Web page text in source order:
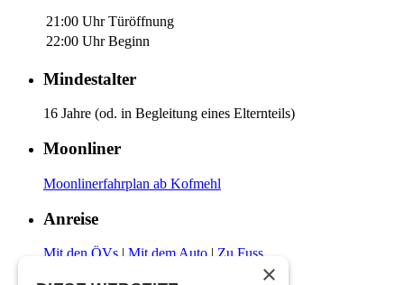
21:00 Uhr Türöffnung
22:00 Uhr Beginn
Mindestalter
16 Jahre (od. in Begleitung eines Elternteils)
Moonliner
Moonlinerfahrplan ab Kofmehl
Anreise
Mit den ÖVs | Mit dem Auto | Zu Fuss
×